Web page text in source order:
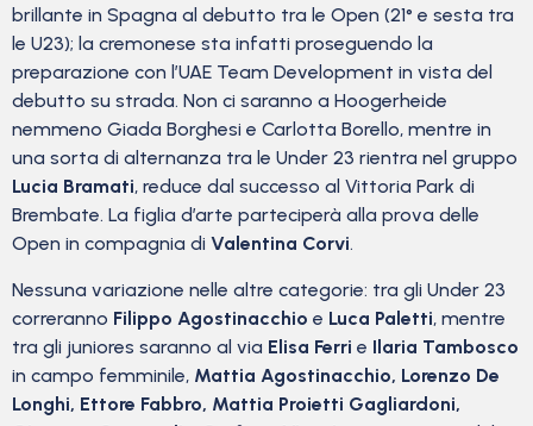
brillante in Spagna al debutto tra le Open (21° e sesta tra
le U23); la cremonese sta infatti proseguendo la
preparazione con l’UAE Team Development in vista del
debutto su strada. Non ci saranno a Hoogerheide
nemmeno Giada Borghesi e Carlotta Borello, mentre in
una sorta di alternanza tra le Under 23 rientra nel gruppo
Lucia Bramati, reduce dal successo al Vittoria Park di
Brembate. La figlia d’arte parteciperà alla prova delle
Open in compagnia di Valentina Corvi.
Nessuna variazione nelle altre categorie: tra gli Under 23
correranno Filippo Agostinacchio e Luca Paletti, mentre
tra gli juniores saranno al via Elisa Ferri e Ilaria Tambosco
in campo femminile, Mattia Agostinacchio, Lorenzo De
Longhi, Ettore Fabbro, Mattia Proietti Gagliardoni,